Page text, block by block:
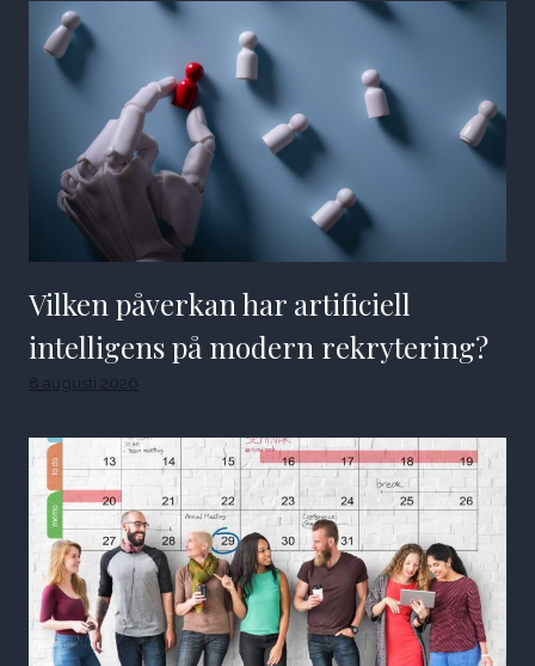
Vilken påverkan har artificiell
intelligens på modern rekrytering?
8 augusti 2026